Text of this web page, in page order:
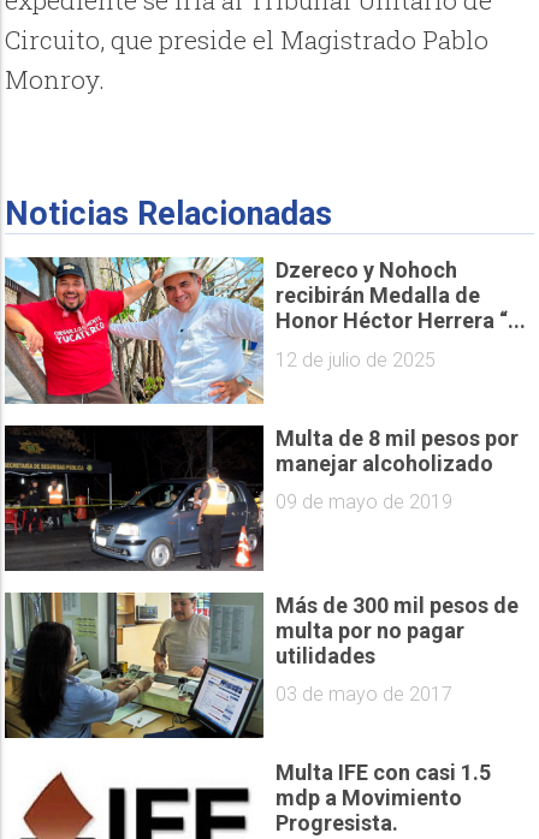
Circuito, que preside el Magistrado Pablo
Monroy.
Noticias Relacionadas
Dzereco y Nohoch
recibirán Medalla de
Honor Héctor Herrera “...
12 de julio de 2025
Multa de 8 mil pesos por
manejar alcoholizado
09 de mayo de 2019
Más de 300 mil pesos de
multa por no pagar
utilidades
03 de mayo de 2017
Multa IFE con casi 1.5
mdp a Movimiento
Progresista.